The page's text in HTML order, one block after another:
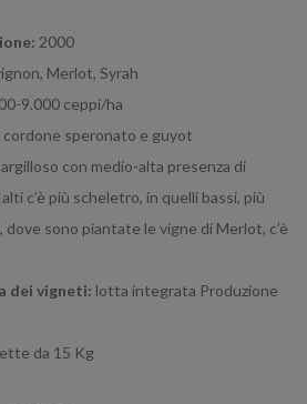
2000
Merlot, Syrah
9.000 ceppi/ha
cordone speronato e guyot
con medio-alta presenza di
c’è più scheletro, in quelli bassi, più
dove sono piantate le vigne di Merlot, c’è
dei vigneti: lotta integrata Produzione
da 15 Kg